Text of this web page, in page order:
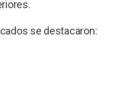
se destacaron: